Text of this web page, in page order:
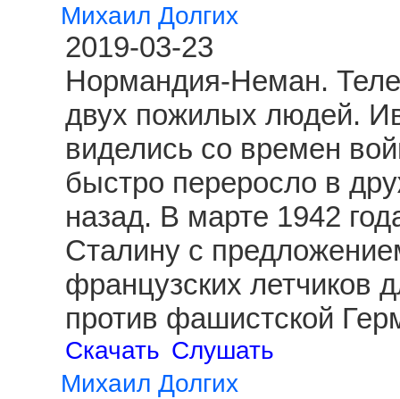
Михаил Долгих
2019-03-23
Нормандия-Неман.
двух пожилых людей.
виделись со времен
быстро переросло в
назад. В марте 1942
Сталину с
французских летчиков
против фашистской
Скачать Слушать
Михаил Долгих